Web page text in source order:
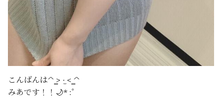
こんばんは^ ̳> ·̫ < ̳^
みあです！！🌙* :ﾟ